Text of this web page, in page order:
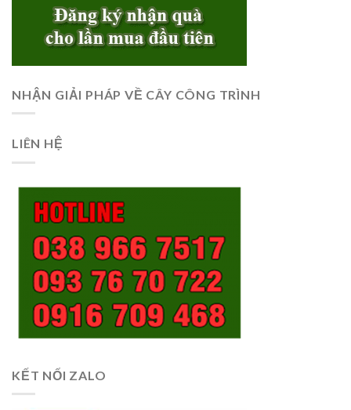
NHẬN GIẢI PHÁP VỀ CÂY CÔNG TRÌNH
LIÊN HỆ
KẾT NỐI ZALO